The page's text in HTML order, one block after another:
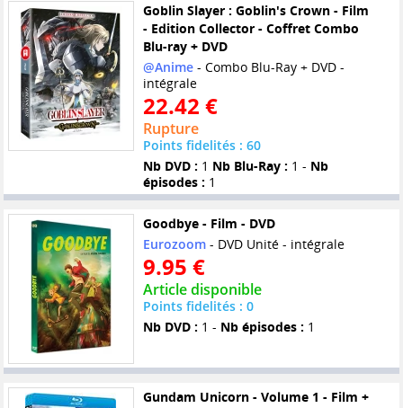
Goblin Slayer : Goblin's Crown - Film
- Edition Collector - Coffret Combo
Blu-ray + DVD
@Anime- Combo Blu-Ray + DVD -
intégrale
22.42 €
Rupture
Points fidelités : 60
Nb DVD : 1 Nb Blu-Ray : 1 - Nb
épisodes : 1
Goodbye - Film - DVD
Eurozoom- DVD Unité - intégrale
9.95 €
Article disponible
Points fidelités : 0
Nb DVD : 1 - Nb épisodes : 1
Gundam Unicorn - Volume 1 - Film +